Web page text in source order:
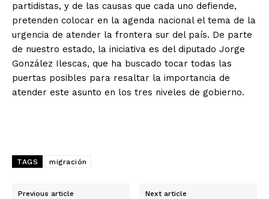
partidistas, y de las causas que cada uno defiende,
pretenden colocar en la agenda nacional el tema de la
urgencia de atender la frontera sur del país. De parte
de nuestro estado, la iniciativa es del diputado Jorge
González Ilescas, que ha buscado tocar todas las
puertas posibles para resaltar la importancia de
atender este asunto en los tres niveles de gobierno.
TAGS migración
Previous article Next article